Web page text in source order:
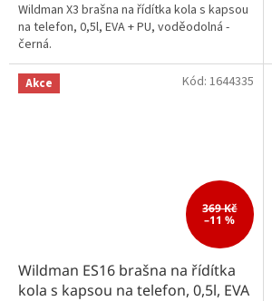
Wildman X3 brašna na řídítka kola s kapsou
na telefon, 0,5l, EVA + PU, voděodolná -
černá.
Akce
369 Kč
–11 %
Wildman ES16 brašna na řídítka
kola s kapsou na telefon, 0,5l, EVA
Kód: 1644335